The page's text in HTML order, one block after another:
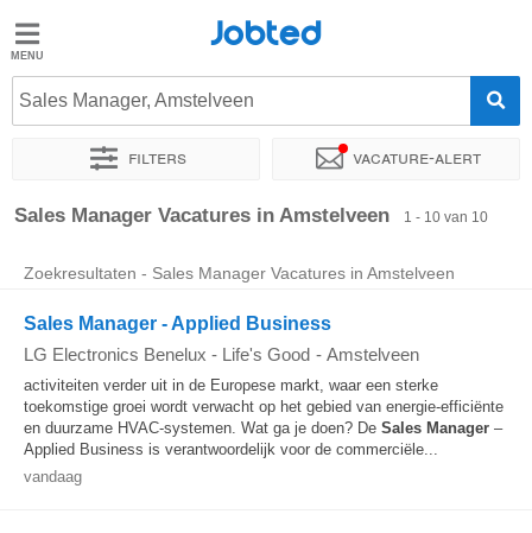
Jobted
Vacatures
Salarissen
Jobted
Sales Manager, Amstelveen
Filters Vacature-alert
Sorteer op Exacte locatie Soort dienstverband Werkuren
Sales Manager Vacatures in Amstelveen 1 - 10 van 10
Zoekresultaten - Sales Manager Vacatures in Amstelveen
Sales Manager - Applied Business
LG Electronics Benelux - Life's Good - Amstelveen
activiteiten verder uit in de Europese markt, waar een sterke
toekomstige groei wordt verwacht op het gebied van energie-efficiënte
en duurzame HVAC-systemen. Wat ga je doen? De Sales Manager –
Applied Business is verantwoordelijk voor de commerciële...
vandaag